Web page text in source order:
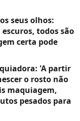
seus olhos:
todos são
certa pode
'A partir
o rosto não
maquiagem,
pesados para